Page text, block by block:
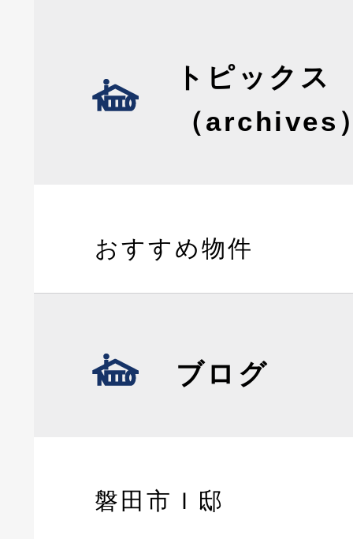
トピックス
（archives
おすすめ物件
ブログ
磐田市Ｉ邸